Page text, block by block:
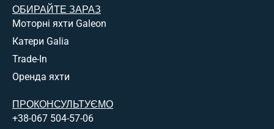
ОБИРАЙТЕ ЗАРАЗ
Моторні яхти Galeon
Катери Galia
Trade-In
Оренда яхти
ПРОКОНСУЛЬТУЄМО
+38-067 504-57-06